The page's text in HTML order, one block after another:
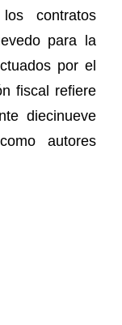
contratos
para la
por el
fiscal refiere
diecinueve
autores